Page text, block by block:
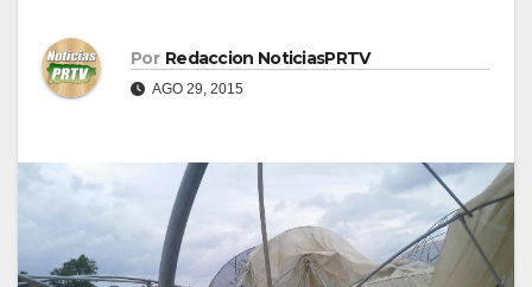
Por Redaccion NoticiasPRTV
AGO 29, 2015